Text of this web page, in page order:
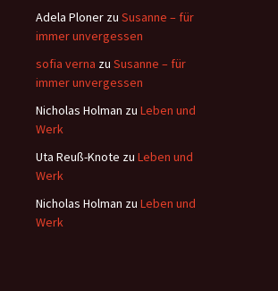
Adela Ploner zu Susanne – für
immer unvergessen
sofia verna zu Susanne – für
immer unvergessen
Nicholas Holman zu Leben und
Werk
Uta Reuß-Knote zu Leben und
Werk
Nicholas Holman zu Leben und
Werk